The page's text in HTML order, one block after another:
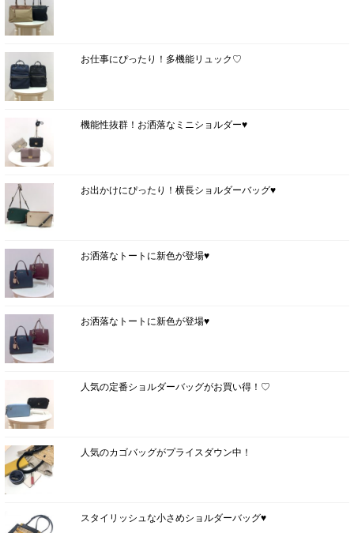
お仕事にぴったり！多機能リュック♡
機能性抜群！お洒落なミニショルダー♥
お出かけにぴったり！横長ショルダーバッグ♥
お洒落なトートに新色が登場♥
お洒落なトートに新色が登場♥
人気の定番ショルダーバッグがお買い得！♡
人気のカゴバッグがプライスダウン中！
スタイリッシュな小さめショルダーバッグ♥